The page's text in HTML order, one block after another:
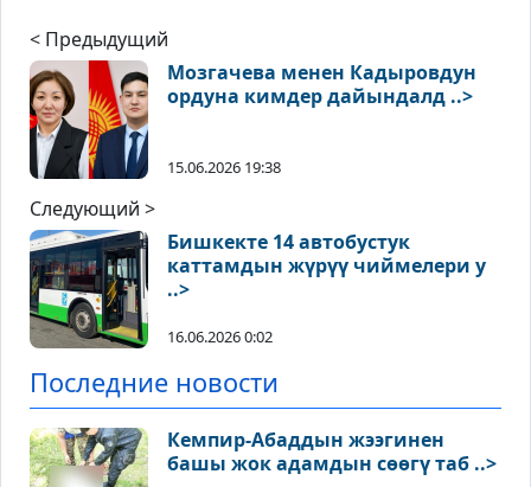
< Предыдущий
Мозгачева менен Кадыровдун
ордуна кимдер дайындалд ..>
15.06.2026 19:38
Следующий >
Бишкекте 14 автобустук
каттамдын жүрүү чиймелери у
..>
16.06.2026 0:02
Последние новости
Кемпир-Абаддын жээгинен
башы жок адамдын сөөгү таб ..>